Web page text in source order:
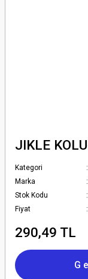
JIKLE
Kategori
Marka
Stok Kodu
Fiyat
290,49 TL